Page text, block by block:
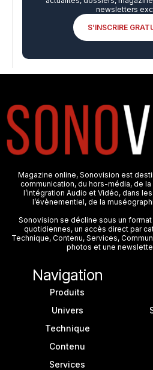
newsletters
S’INSCRIRE
Magazine online, Sonovision est
communication, du hors-média, de
l’intégration Audio et Vidéo, dans
l’évènementiel, de la
Sonovision se décline sous un
quotidiennes, un accès direct par
Technique, Contenu, Services,
photos et une
Navigation
Produits
Univers
Technique
Contenu
Services